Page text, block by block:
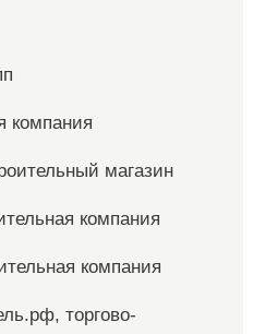
компания
магазин
компания
компания
торгово-